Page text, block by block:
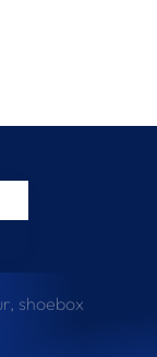
shoebox